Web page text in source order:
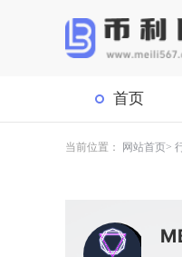
首页
当前位置： 网站首页